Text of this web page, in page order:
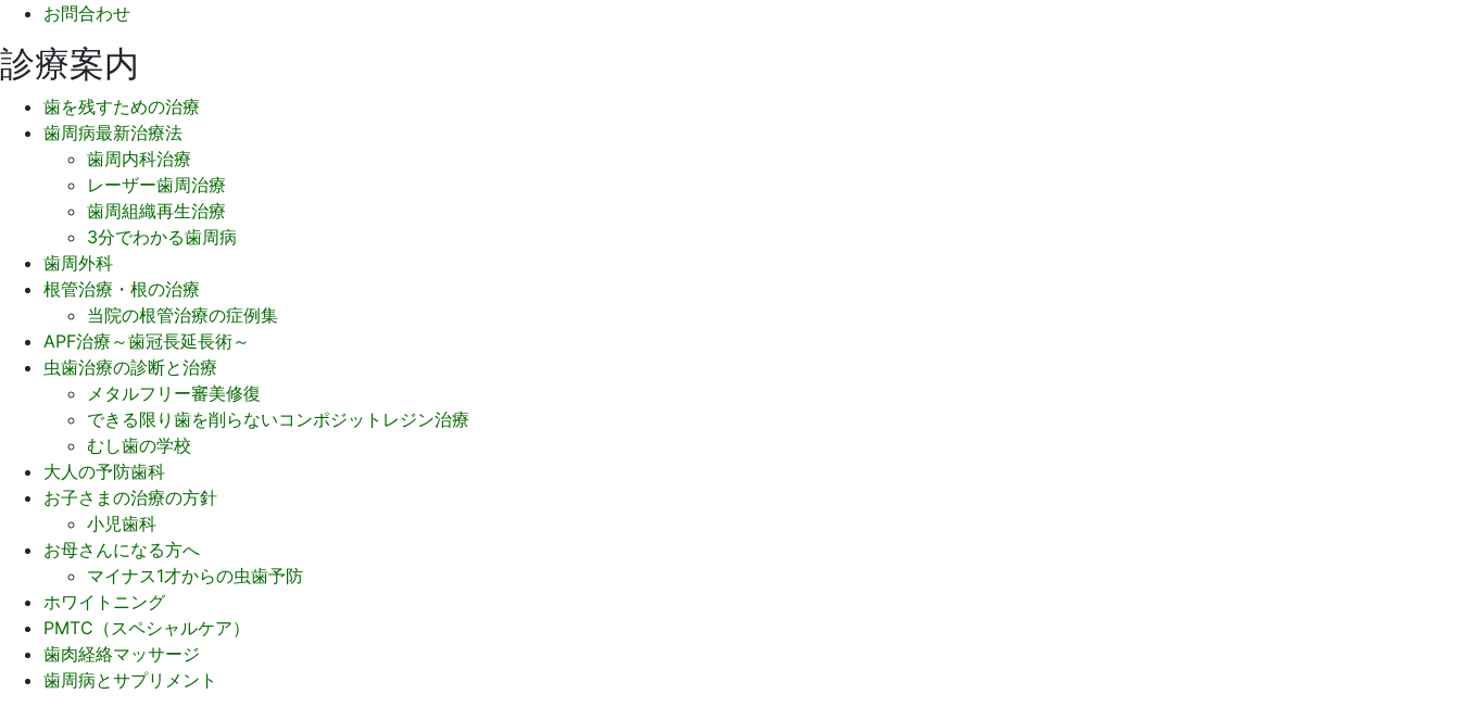
お問合わせ
診療案内
歯を残すための治療
歯周病最新治療法
歯周内科治療
レーザー歯周治療
歯周組織再生治療
3分でわかる歯周病
歯周外科
根管治療・根の治療
当院の根管治療の症例集
APF治療～歯冠長延長術～
虫歯治療の診断と治療
メタルフリー審美修復
できる限り歯を削らないコンポジットレジン治療
むし歯の学校
大人の予防歯科
お子さまの治療の方針
小児歯科
お母さんになる方へ
マイナス1才からの虫歯予防
ホワイトニング
PMTC（スペシャルケア）
歯肉経絡マッサージ
歯周病とサプリメント